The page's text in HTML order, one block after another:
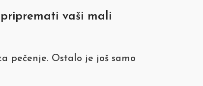
vaši mali
pečenje. Ostalo je još samo